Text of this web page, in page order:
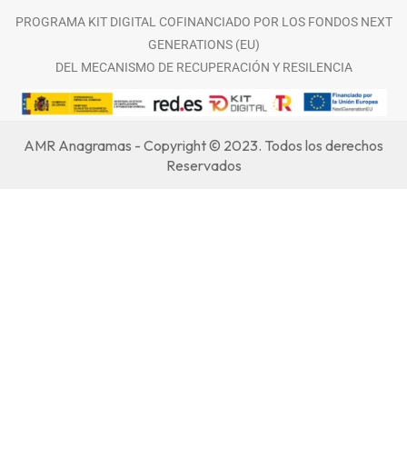
PROGRAMA KIT DIGITAL COFINANCIADO POR LOS FONDOS NEXT
GENERATIONS (EU)
DEL MECANISMO DE RECUPERACIÓN Y RESILENCIA
AMR Anagramas - Copyright © 2023. Todos los derechos
Reservados